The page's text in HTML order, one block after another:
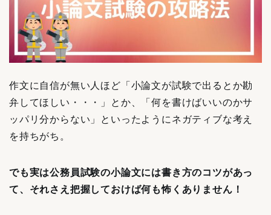
作文に自信が無い人ほど「小論文が試験で出るとか勘
弁してほしい・・・」とか、「何を書けばいいのかサ
ッパリ分からない」といったようにネガティブな考え
を持ちがち。
でも実は公務員試験の小論文には書き方のコツがあっ
て、それさえ把握しておけば何も怖くありません！